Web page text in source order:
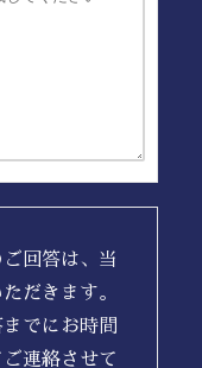
回答は、当
だきます。
でにお時間
連絡させて